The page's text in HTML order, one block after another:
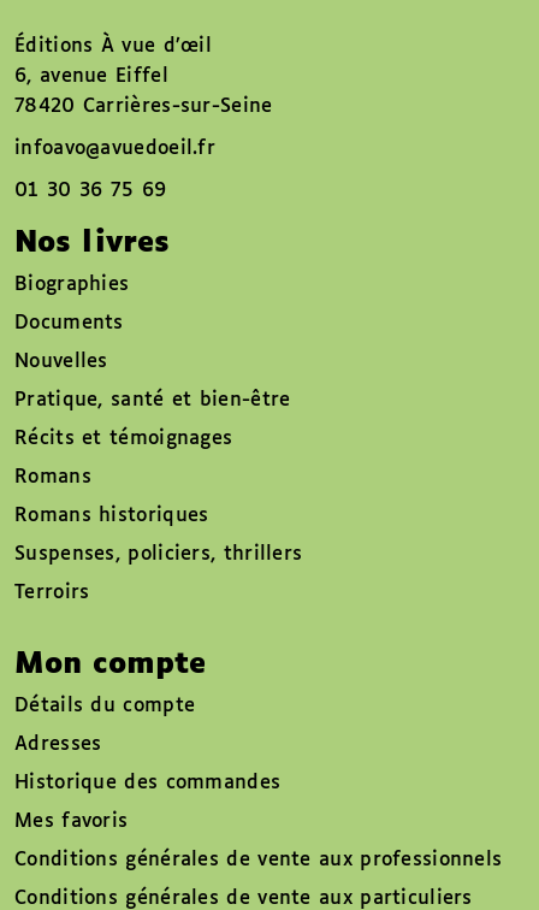
Éditions À vue d’œil
6, avenue Eiffel
78420 Carrières-sur-Seine
infoavo@avuedoeil.fr
01 30 36 75 69
Nos livres
Biographies
Documents
Nouvelles
Pratique, santé et bien-être
Récits et témoignages
Romans
Romans historiques
Suspenses, policiers, thrillers
Terroirs
Mon compte
Détails du compte
Adresses
Historique des commandes
Mes favoris
Conditions générales de vente aux professionnels
Conditions générales de vente aux particuliers